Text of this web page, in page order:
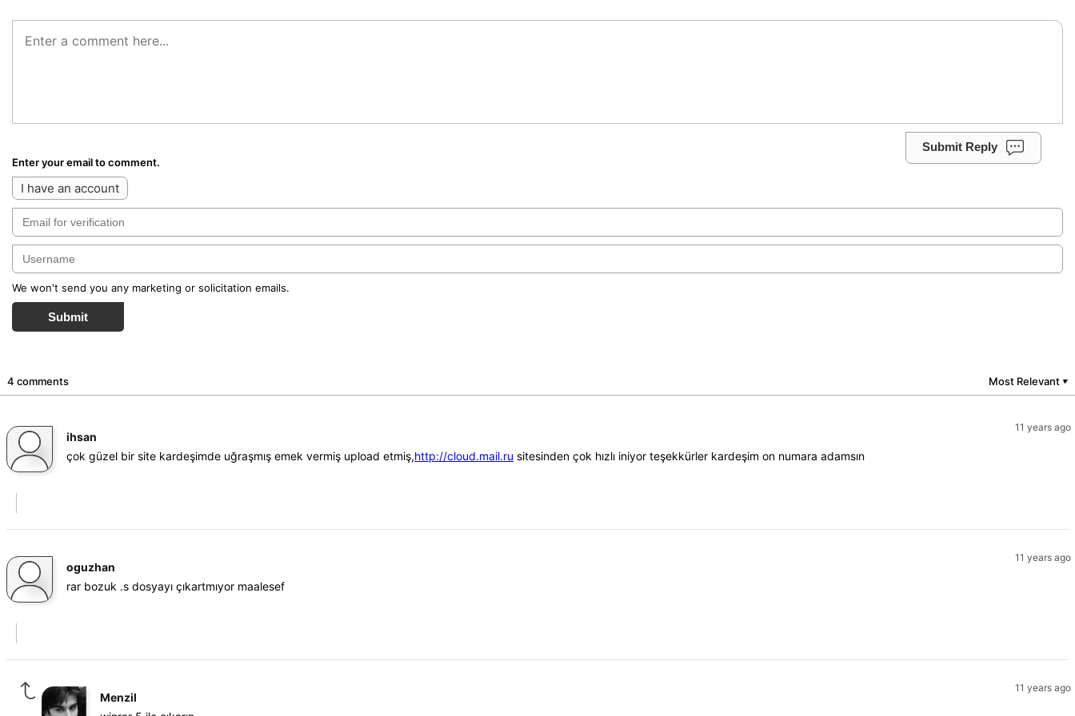
Submit Reply
Enter your email to comment.
I have an account
We won't send you any marketing or solicitation emails.
Submit
4 comments Most Relevant ▼
11 years ago
ihsan
çok güzel bir site kardeşimde uğraşmış emek vermiş upload etmiş,http://cloud.mail.ru sitesinden çok hızlı iniyor teşekkürler kardeşim on numara adamsın
11 years ago
oguzhan
rar bozuk .s dosyayı çıkartmıyor maalesef
11 years ago
Menzil